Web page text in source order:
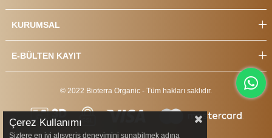
KURUMSAL
E-BÜLTEN KAYIT
© 2022 Bioterra Organic - Tüm hakları saklıdır.
Çerez Kullanımı
Sizlere en iyi alışveriş deneyimini sunabilmek adına